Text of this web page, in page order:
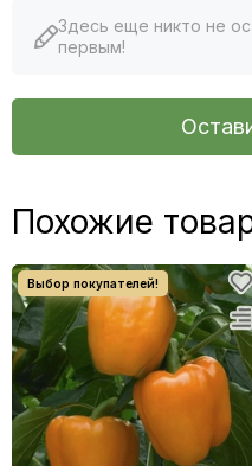
Здесь еще никто не
первым!
Похожие